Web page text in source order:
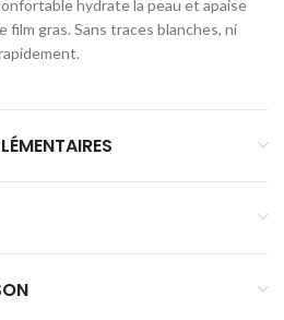
hydrate la peau et apaise
film gras. Sans traces blanches, ni